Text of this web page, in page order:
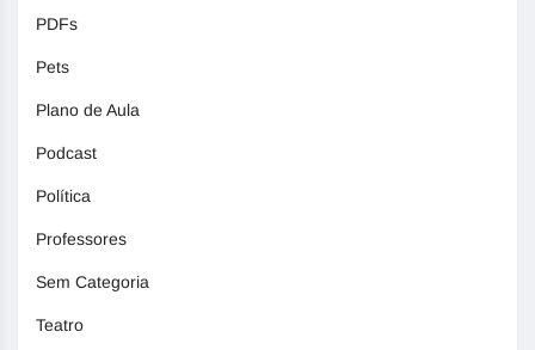
PDFs
Pets
Plano de Aula
Podcast
Política
Professores
Sem Categoria
Teatro